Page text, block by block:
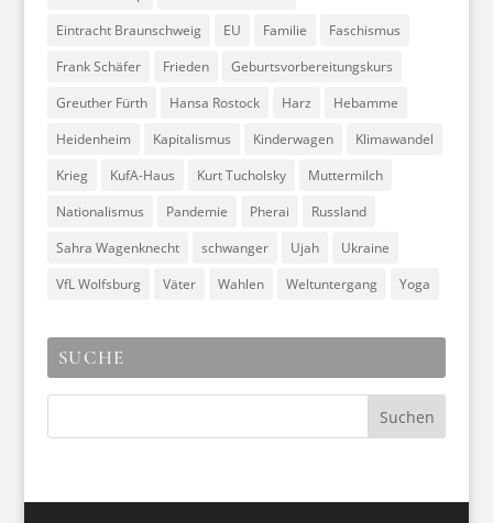
Eintracht Braunschweig
EU Familie
Faschismus
Frank Schäfer
Frieden
Geburtsvorbereitungskurs
Greuther Fürth
Hansa Rostock Harz
Hebamme
Heidenheim
Kapitalismus Kinderwagen
Klimawandel
Krieg
KufA-Haus Kurt Tucholsky
Muttermilch
Nationalismus
Pandemie Pherai
Russland
Sahra Wagenknecht
schwanger Ujah
Ukraine
VfL Wolfsburg
Väter Wahlen Weltuntergang Yoga
SUCHE